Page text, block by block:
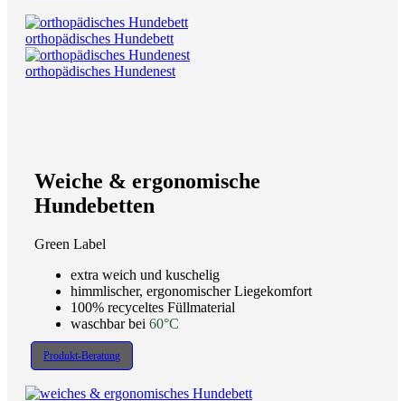
orthopädisches Hundebett
orthopädisches Hundenest
Weiche & ergonomische
Hundebetten
Green Label
extra weich und kuschelig
himmlischer, ergonomischer Liegekomfort
100% recyceltes Füllmaterial
waschbar bei 60°C
Produkt-Beratung